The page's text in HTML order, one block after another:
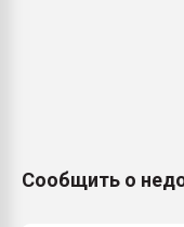
Сообщить о